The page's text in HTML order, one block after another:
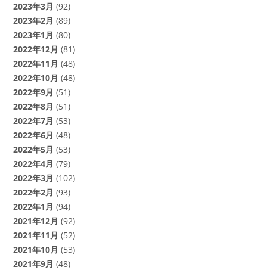
2023年3月 (92)
2023年2月 (89)
2023年1月 (80)
2022年12月 (81)
2022年11月 (48)
2022年10月 (48)
2022年9月 (51)
2022年8月 (51)
2022年7月 (53)
2022年6月 (48)
2022年5月 (53)
2022年4月 (79)
2022年3月 (102)
2022年2月 (93)
2022年1月 (94)
2021年12月 (92)
2021年11月 (52)
2021年10月 (53)
2021年9月 (48)